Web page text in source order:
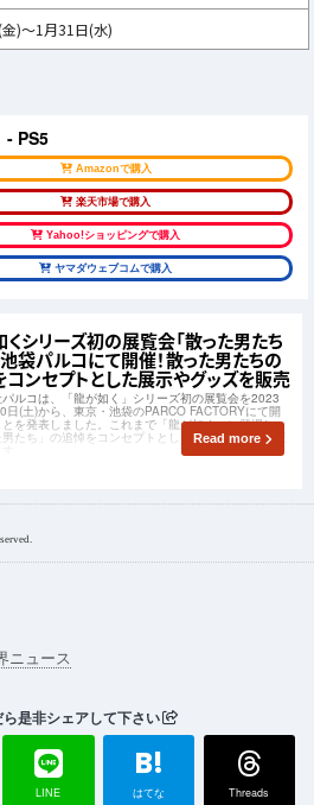
)～1月31日(水)
- PS5
Amazonで購入
楽天市場で購入
Yahoo!ショッピングで購入
ヤマダウェブコムで購入
シリーズ初の展覧会「散った男たち
袋パルコにて開催！散った男たちの
コンセプトとした展示やグッズを販売
ルコは、「龍が如く」シリーズ初の展覧会を2023
日(土)から、東京・池袋のPARCO FACTORYにて開
を発表しました。これまで「龍が如く」に登場し
男たち」の追悼をコンセプトとした展示やグッズが販
Read more
ニュース
是非シェアして下さい
LINE
B!
はてな Threads